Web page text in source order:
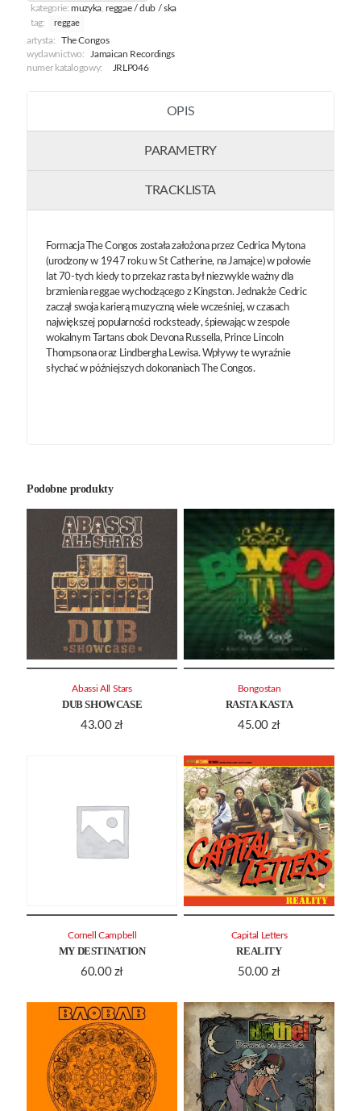
kategorie:muzyka,reggae / dub / ska
tag:
reggae
artysta:
The Congos
wydawnictwo:
Jamaican Recordings
numer katalogowy:
JRLP046
OPIS
PARAMETRY
TRACKLISTA
Formacja The Congos została założona przez Cedrica Mytona
(urodzony w 1947 roku w St Catherine, na Jamajce) w połowie
lat 70-tych kiedy to przekaz rasta był niezwykle ważny dla
brzmienia reggae wychodzącego z Kingston. Jednakże Cedric
zaczął swoja karierą muzyczną wiele wcześniej, w czasach
największej popularności rocksteady, śpiewając w zespole
wokalnym Tartans obok Devona Russella, Prince Lincoln
Thompsona oraz Lindbergha Lewisa. Wpływy te wyraźnie
słychać w późniejszych dokonaniach The Congos.
Podobne produkty
DUB SHOWCASE
43.00 zł
Abassi All Stars
RASTA KASTA
45.00 zł
Bongostan
MY DESTINATION
60.00 zł
Cornell Campbell
REALITY
50.00 zł
Capital Letters